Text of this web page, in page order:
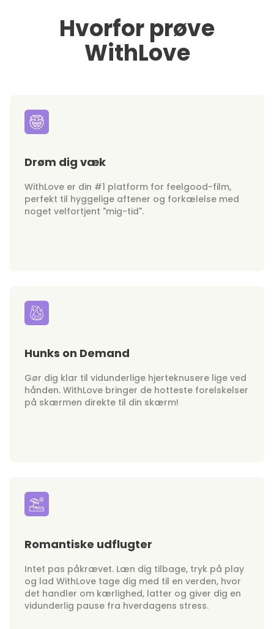
Hvorfor prøve
WithLove
Drøm dig væk
WithLove er din #1 platform for feelgood-film,
perfekt til hyggelige aftener og forkælelse med
noget velfortjent "mig-tid".
Hunks on Demand
Gør dig klar til vidunderlige hjerteknusere lige ved
hånden. WithLove bringer de hotteste forelskelser
på skærmen direkte til din skærm!
Romantiske udflugter
Intet pas påkrævet. Læn dig tilbage, tryk på play
og lad WithLove tage dig med til en verden, hvor
det handler om kærlighed, latter og giver dig en
vidunderlig pause fra hverdagens stress.